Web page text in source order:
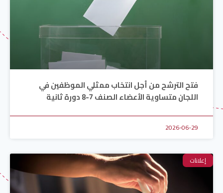
فتح الترشح من أجل انتخاب ممثلي الموظفين في
اللجان متساوية الأعضاء الصنف 7-8 دورة ثانية
2026-06-29
إعلانات